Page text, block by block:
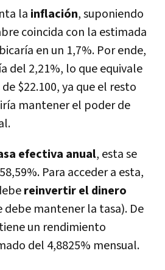
la inflación, suponiendo
coincida con la estimada
en un 1,7%. Por ende,
del 2,21%, lo que equivale
$22.100, ya que el resto
mantener el poder de
efectiva anual, esta se
Para acceder a esta,
reinvertir el dinero
debe mantener la tasa). De
un rendimiento
del 4,8825% mensual.